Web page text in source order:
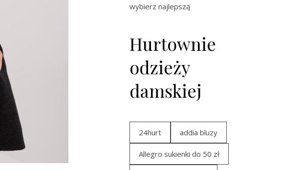
wybierz najlepszą
Hurtownie
odzieży
damskiej
24hurt addia bluzy
Allegro sukienki do 50 zł